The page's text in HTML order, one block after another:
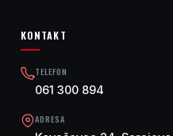
KONTAKT
TELEFON
061 300 894
ADRESA